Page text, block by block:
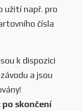
užití např. pro
čísla
k dispozici
a jsou
skončení